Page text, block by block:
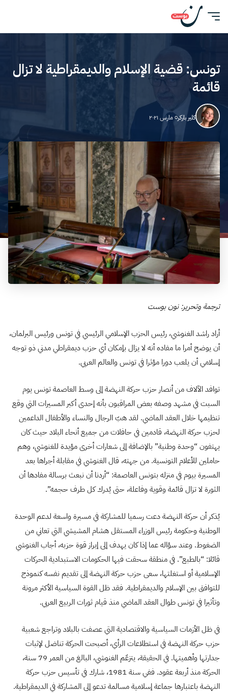
تونس: قضية الإسلام والديمقراطية لا تزال
قائمة
كلير باركر٥ مارس ٢٠٢١
ترجمة وتحرير: نون بوست
أراد راشد الغنوشي، رئيس الحزب الإسلامي الرئيسي في تونس ورئيس البرلمان،
أن يوضح أمرا ما مفاده أنه لا يزال بإمكان أي حزب ديمقراطي مدني ذو توجه
إسلامي أن يلعب دورا مؤثرا في تونس والعالم العربي.
توافد الآلاف من أنصار حزب حركة النهضة إلى وسط العاصمة تونس يوم
السبت في مشهد وصفه بعض المراقبون بأنه إحدى أكبر المسيرات التي وقع
تنظيمها خلال العقد الماضي. لقد هبّ الرجال والنساء والأطفال الداعمين
لحزب حركة النهضة، قادمين في حافلات من جميع أنحاء البلاد حيث كان
يهتفون “وحدة وطنية” بالإضافة إلى شعارات أخرى مؤيدة للغنوشي، وهم
حاملين للأعلام التونسية. من جهته، قال الغنوشي في مقابلة أجراها بعد
المسيرة بيوم في منزله بتونس العاصمة: “أردنا أن نبعث برسالة مفادها أن
الثورة لا تزال قائمة وقوية وفاعلة، حتى يُدرك كل طرف حجمه”.
يُذكر أن حركة النهضة دعت رسميا للمشاركة في مسيرة واسعة لدعم الوحدة
الوطنية وحكومة رئيس الوزراء المستقل هشام المشيشي التي تعاني من
الضغوط. وعند سؤاله عما إذا كان يهدف إلى إبراز قوة حزبه، أجاب الغنوشي
قائلا: “بالطبع”. في منطقة سحقت فيها الحكومات الاستبدادية الحركات
الإسلامية أو استغلتها، سعى حزب حركة النهضة إلى تقديم نفسه كنموذج
للتوافق بين الإسلام والديمقراطية. فقد ظل القوة السياسية الأكثر مرونة
وتأثيرا في تونس طوال العقد الماضي منذ قيام ثورات الربيع العربي.
في ظل الأزمات السياسية والاقتصادية التي عصفت بالبلاد وتراجع شعبية
حزب حركة النهضة في استطلاعات الرأي، أصبحت الحركة تناضل لإثبات
جدارتها وأهميتها. في الحقيقة، يتزعّم الغنوشي، البالغ من العمر 79 سنة،
الحركة منذ أربعة عقود. ففي سنة 1981، شارك في تأسيس حزب حركة
النهضة باعتبارها جماعة إسلامية مسالمة تدعو إلى المشاركة في الديمقراطية.